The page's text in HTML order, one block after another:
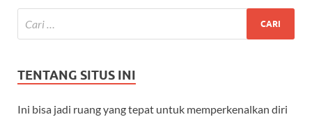
TENTANG SITUS INI
Ini bisa jadi ruang yang tepat untuk memperkenalkan diri